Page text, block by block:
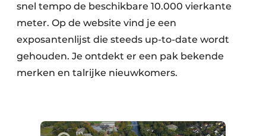
snel tempo de beschikbare 10.000 vierkante
meter. Op de website vind je een
exposantenlijst die steeds up-to-date wordt
gehouden. Je ontdekt er een pak bekende
merken en talrijke nieuwkomers.